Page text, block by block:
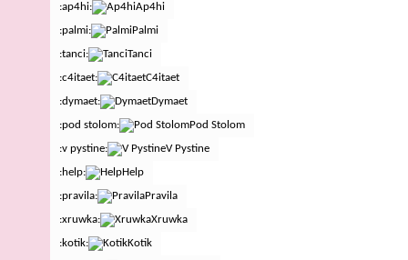
:ap4hi:
Ap4hi
:palmi:
Palmi
:tanci:
Tanci
:c4itaet:
C4itaet
:dymaet:
Dymaet
:pod stolom:
Pod Stolom
:v pystine:
V Pystine
:help:
Help
:pravila:
Pravila
:xruwka:
Xruwka
:kotik:
Kotik